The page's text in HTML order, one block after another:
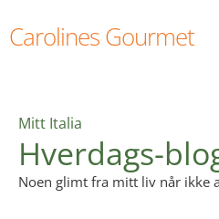
toCarolines Gourmet
Mitt Italia
Hverdags-
Noen glimt fra mitt liv når ikke